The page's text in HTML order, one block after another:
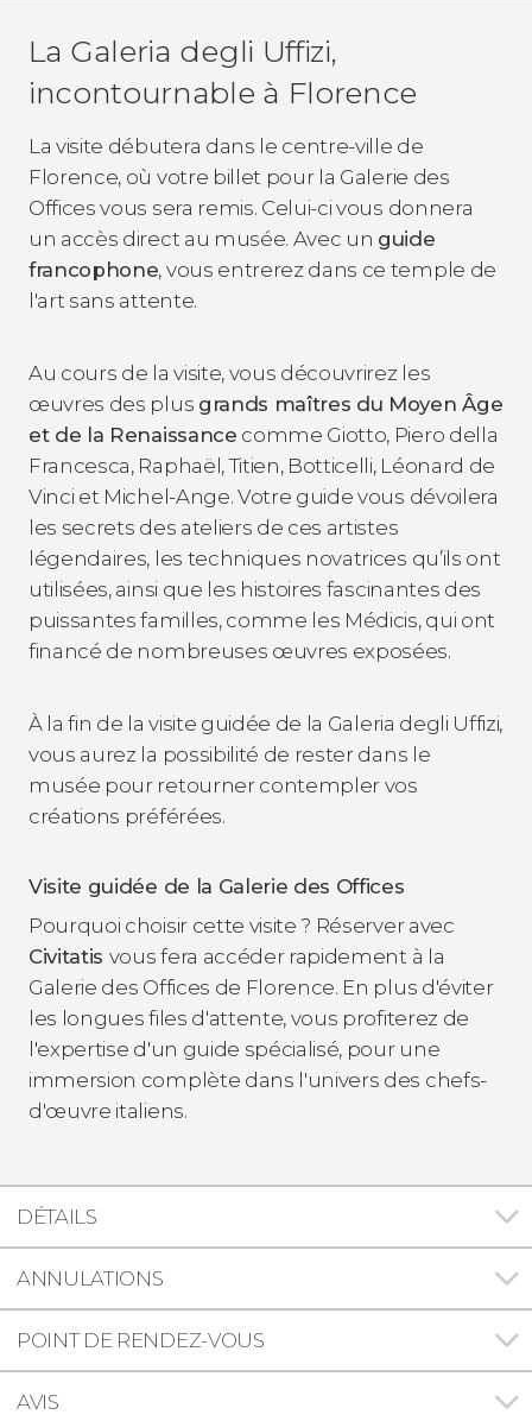
La Galeria degli Uffizi,
incontournable à Florence
La visite débutera dans le centre-ville de
Florence, où votre billet pour la Galerie des
Offices vous sera remis. Celui-ci vous donnera
un accès direct au musée. Avec un guide
francophone, vous entrerez dans ce temple de
l'art sans attente.
Au cours de la visite, vous découvrirez les
œuvres des plus grands maîtres du Moyen Âge
et de la Renaissance comme Giotto, Piero della
Francesca, Raphaël, Titien, Botticelli, Léonard de
Vinci et Michel-Ange. Votre guide vous dévoilera
les secrets des ateliers de ces artistes
légendaires, les techniques novatrices qu’ils ont
utilisées, ainsi que les histoires fascinantes des
puissantes familles, comme les Médicis, qui ont
financé de nombreuses œuvres exposées.
À la fin de la visite guidée de la Galeria degli Uffizi,
vous aurez la possibilité de rester dans le
musée pour retourner contempler vos
créations préférées.
Visite guidée de la Galerie des Offices
Pourquoi choisir cette visite ? Réserver avec
Civitatis vous fera accéder rapidement à la
Galerie des Offices de Florence. En plus d'éviter
les longues files d'attente, vous profiterez de
l'expertise d'un guide spécialisé, pour une
immersion complète dans l'univers des chefs-
d'œuvre italiens.
DÉTAILS
ANNULATIONS
POINT DE RENDEZ-VOUS
AVIS